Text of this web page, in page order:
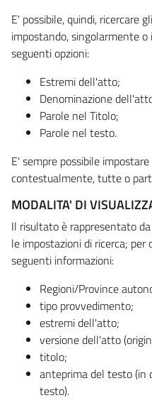
E' possibile, quindi, ricercare
impostando, singolarmente
seguenti opzioni:
Estremi dell'atto;
Denominazione
Parole nel Titolo;
Parole nel testo.
E' sempre possibile
contestualmente, tutte o
MODALITA' DI
Il risultato è rappresentato
le impostazioni di ricerca;
seguenti informazioni:
Regioni/Province
tipo provvedimento;
estremi dell'atto;
versione dell'atto
titolo;
anteprima del testo (in
testo).